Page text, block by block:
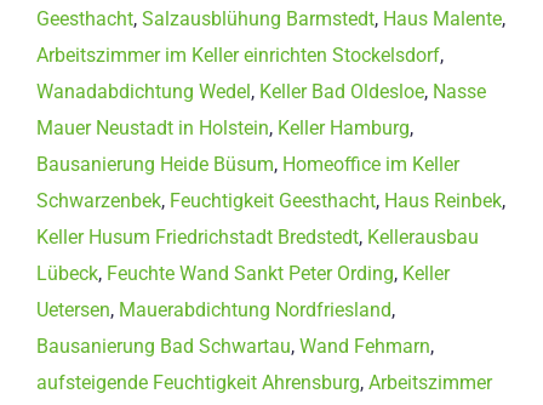
Geesthacht, Salzausblühung Barmstedt, Haus Malente,
Arbeitszimmer im Keller einrichten Stockelsdorf,
Wanadabdichtung Wedel, Keller Bad Oldesloe, Nasse
Mauer Neustadt in Holstein, Keller Hamburg,
Bausanierung Heide Büsum, Homeoffice im Keller
Schwarzenbek, Feuchtigkeit Geesthacht, Haus Reinbek,
Keller Husum Friedrichstadt Bredstedt, Kellerausbau
Lübeck, Feuchte Wand Sankt Peter Ording, Keller
Uetersen, Mauerabdichtung Nordfriesland,
Bausanierung Bad Schwartau, Wand Fehmarn,
aufsteigende Feuchtigkeit Ahrensburg, Arbeitszimmer